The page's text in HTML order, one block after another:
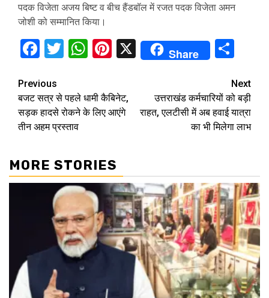
पदक विजेता अजय बिष्ट व बीच हैंडबॉल में रजत पदक विजेता अमन
जोशी को सम्मानित किया।
Facebook
Twitter
WhatsApp
Pinterest
X Share
Continue
Reading
Previous
बजट सत्र से पहले धामी कैबिनेट,
सड़क हादसे रोकने के लिए आएंगे
तीन अहम प्रस्ताव
Next
उत्तराखंड कर्मचारियों को बड़ी
राहत, एलटीसी में अब हवाई यात्रा
का भी मिलेगा लाभ
MORE STORIES